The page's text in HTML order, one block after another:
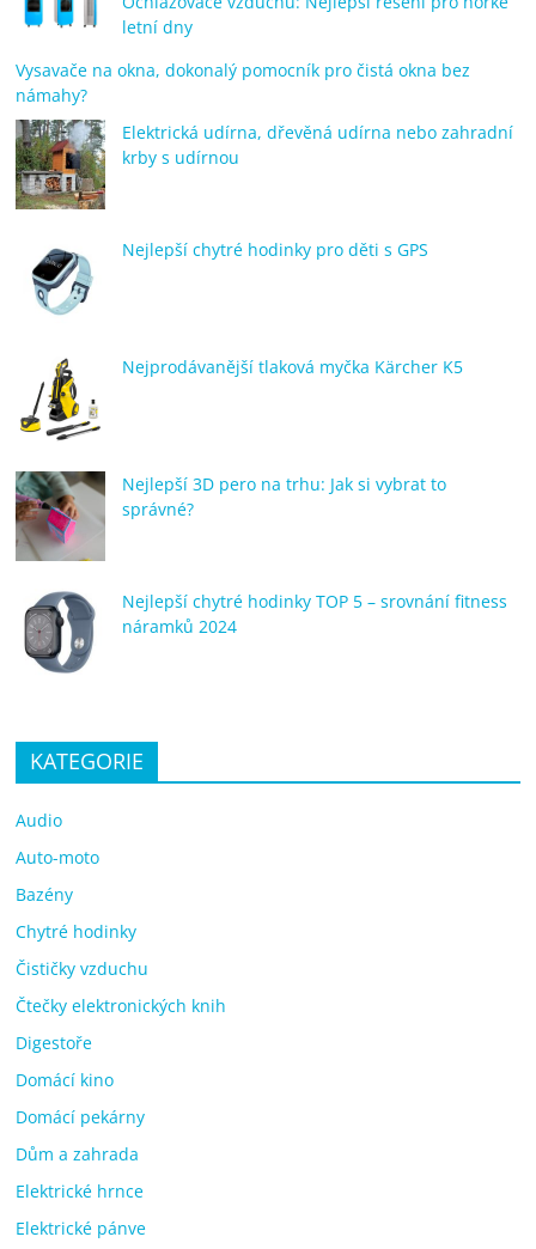
letní dny
Vysavače na okna, dokonalý pomocník pro čistá okna bez
námahy?
Elektrická udírna, dřevěná udírna nebo zahradní
krby s udírnou
Nejlepší chytré hodinky pro děti s GPS
Nejprodávanější tlaková myčka Kärcher K5
Nejlepší 3D pero na trhu: Jak si vybrat to
správné?
Nejlepší chytré hodinky TOP 5 – srovnání fitness
náramků 2024
KATEGORIE
Audio
Auto-moto
Bazény
Chytré hodinky
Čističky vzduchu
Čtečky elektronických knih
Digestoře
Domácí kino
Domácí pekárny
Dům a zahrada
Elektrické hrnce
Elektrické pánve